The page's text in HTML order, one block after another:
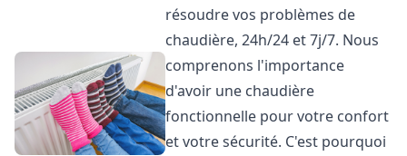
résoudre vos problèmes de
chaudière, 24h/24 et 7j/7. Nous
comprenons l'importance
d'avoir une chaudière
fonctionnelle pour votre confort
et votre sécurité. C'est pourquoi